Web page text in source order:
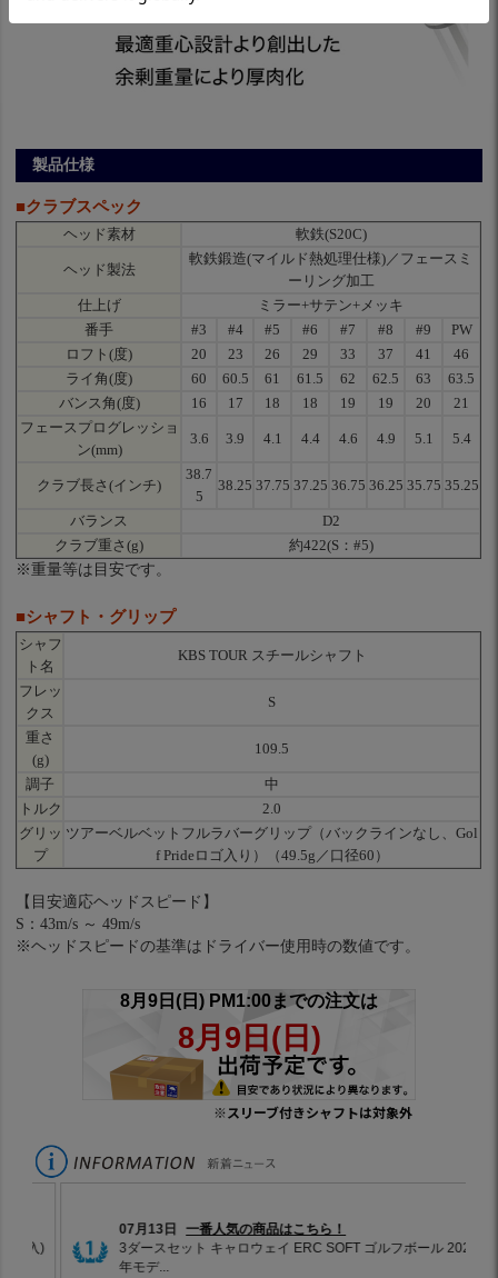
製品仕様
■クラブスペック
ヘッド素材 軟鉄(S20C)
ヘッド製法
軟鉄鍛造(マイルド熱処理仕様)／フェースミ
ーリング加工
仕上げ
ミラー+サテン+メッキ
番手
#3 #4 #5 #6 #7 #8 #9
PW
ロフト(度)
20 23 26 29 33 37 41
46
ライ角(度)
60 60.5 61 61.5 62 62.5 63
63.5
バンス角(度)
16 17 18 18 19 19 20
21
フェースプログレッショ
ン(mm)
3.6 3.9 4.1 4.4 4.6 4.9 5.1 5.4
クラブ長さ(インチ)
38.7
5
38.25 37.75 37.25 36.75 36.25 35.75 35.25
バランス
D2
クラブ重さ(g)
約422(S：#5)
※重量等は目安です。
■シャフト・グリップ
シャフ
ト名
KBS TOUR スチールシャフト
フレッ
クス
S
重さ
(g)
109.5
調子
中
トルク
2.0
グリッ
プ
ツアーベルベットフルラバーグリップ（バックラインなし、Gol
f Prideロゴ入り）（49.5g／口径60）
【目安適応ヘッドスピード】
S：43m/s ～ 49m/s
※ヘッドスピードの基準はドライバー使用時の数値です。
※スリーブ付きシャフトは対象外